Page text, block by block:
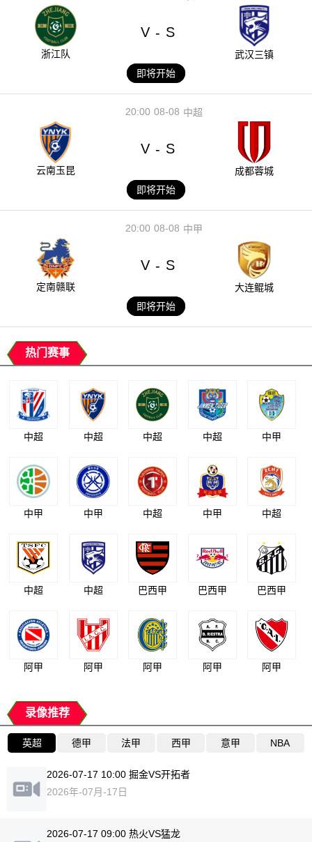
浙江队
V - S
武汉三镇
即将开始
08-08
20:00 中超
云南玉昆
V - S
成都蓉城
即将开始
08-08
20:00 中甲
定南赣联
V - S
大连鲲城
即将开始
热门赛事
中超 中超 中超 中超 中甲
中甲 中甲 中超 中甲 中超
中超 中超 巴西甲 巴西甲 巴西甲
阿甲 阿甲 阿甲 阿甲 阿甲
录像推荐
英超 德甲 法甲 西甲 意甲 NBA
2026-07-17 10:00 掘金VS开拓者
2026年-07月-17日
2026-07-17 09:00 热火VS猛龙